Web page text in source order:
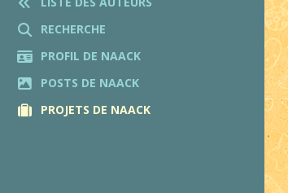
RECHERCHE
PROFIL DE NAACK
POSTS DE NAACK
PROJETS DE NAACK